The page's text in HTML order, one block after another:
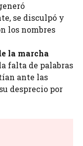
se disculpó y
los nombres
la marcha
falta de palabras
ante las
desprecio por